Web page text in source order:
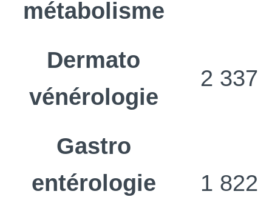
métabolisme
Dermato
vénérologie
2 337
Gastro
entérologie
1 822